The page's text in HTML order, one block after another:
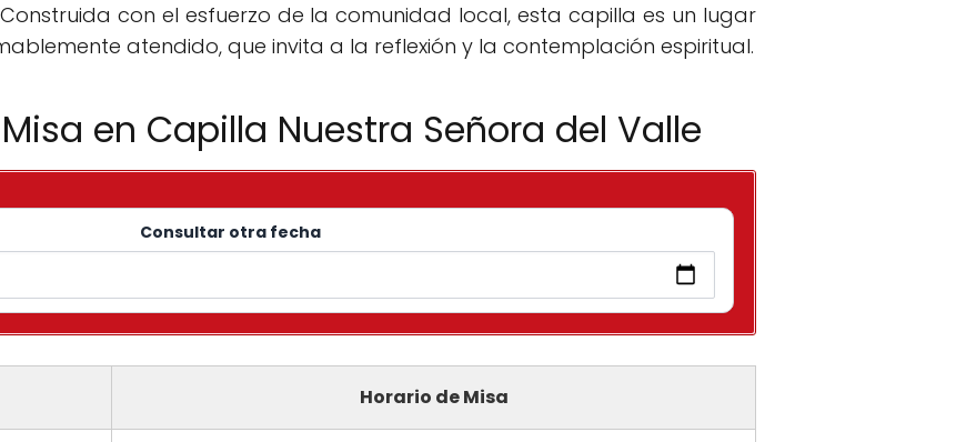
con el esfuerzo de la comunidad local, esta capilla es un lugar
atendido, que invita a la reflexión y la contemplación espiritual.
en Capilla Nuestra Señora del Valle
Consultar otra fecha
Horario de Misa